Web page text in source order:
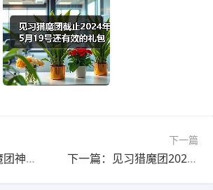
上一篇：见习猎魔团神圣卡组-神の造物
下一篇
下一篇：见习猎魔团2024年6月还有效的礼包码新人快来80抽礼包